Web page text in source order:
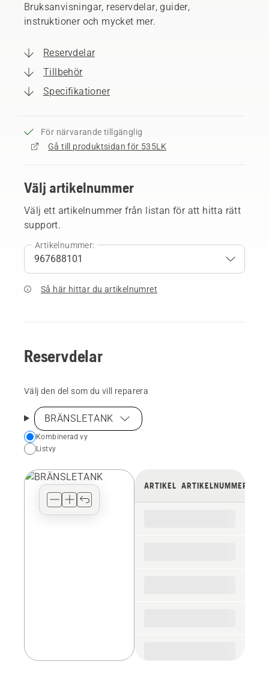
Bruksanvisningar, reservdelar, guider,
instruktioner och mycket mer.
Reservdelar
Tillbehör
Specifikationer
För närvarande tillgänglig
Gå till produktsidan för 535LK
Välj artikelnummer
Välj ett artikelnummer från listan för att hitta rätt
support.
Artikelnummer:
Så här hittar du artikelnumret
Reservdelar
Välj den del som du vill reparera
BRÄNSLETANK
Choose
your
view
Kombinerad vy
Listvy
ARTIKEL ARTIKELNUMMER